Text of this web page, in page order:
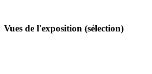
Vues de l'exposition (sélection)